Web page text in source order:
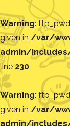
Warning:
given in /var/
admin/
line 230
Warning:
given in /var/
admin/